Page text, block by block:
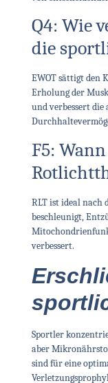
Q4: Wie
die
EWOT sättigt den
Erholung der
und verbessert die
F5:
RLT ist ideal nach
beschleunigt,
verbessert.
Sportler
aber
sind für eine